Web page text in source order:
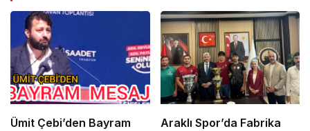
Ümit Çebi’den Bayram
Araklı Spor’da Fabrika